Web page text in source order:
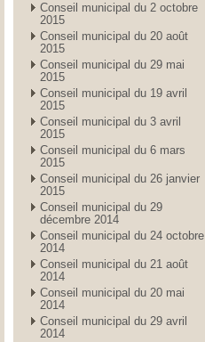
Conseil municipal du 2 octobre
2015
Conseil municipal du 20 août
2015
Conseil municipal du 29 mai
2015
Conseil municipal du 19 avril
2015
Conseil municipal du 3 avril
2015
Conseil municipal du 6 mars
2015
Conseil municipal du 26 janvier
2015
Conseil municipal du 29
décembre 2014
Conseil municipal du 24 octobre
2014
Conseil municipal du 21 août
2014
Conseil municipal du 20 mai
2014
Conseil municipal du 29 avril
2014